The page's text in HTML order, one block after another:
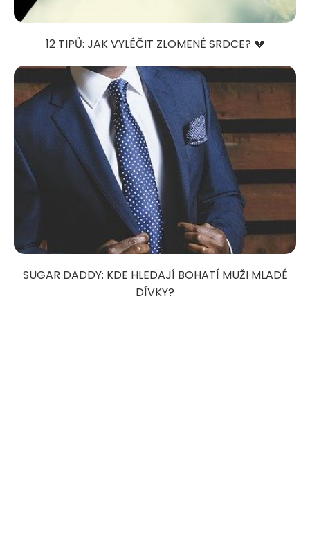
12 TIPŮ: JAK VYLÉČIT ZLOMENÉ SRDCE? 💔
SUGAR DADDY: KDE HLEDAJÍ BOHATÍ MUŽI MLADÉ
DÍVKY?